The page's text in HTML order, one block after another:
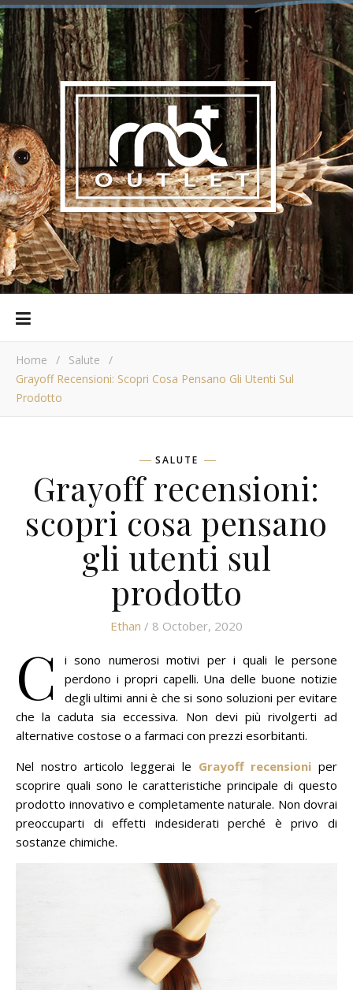
Home / Salute
/
Grayoff Recensioni: Scopri Cosa Pensano Gli Utenti Sul
Prodotto
SALUTE
Grayoff recensioni:
scopri cosa pensano
gli utenti sul
prodotto
Ethan / 8 October, 2020
C
i sono numerosi motivi per i quali le persone
perdono i propri capelli. Una delle buone notizie
degli ultimi anni è che si sono soluzioni per evitare
che la caduta sia eccessiva. Non devi più rivolgerti ad
alternative costose o a farmaci con prezzi esorbitanti.
Nel nostro articolo leggerai le Grayoff recensioni per
scoprire quali sono le caratteristiche principale di questo
prodotto innovativo e completamente naturale. Non dovrai
preoccuparti di effetti indesiderati perché è privo di
sostanze chimiche.